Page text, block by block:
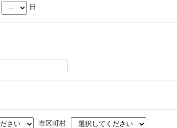
日
市区町村